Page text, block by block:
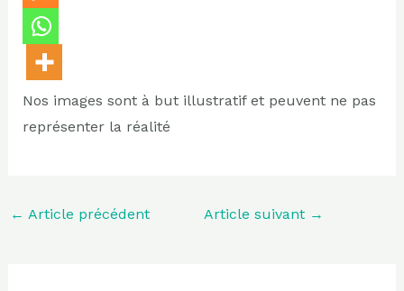
Nos images sont à but illustratif et peuvent ne pas
représenter la réalité
← Article précédent Article suivant →